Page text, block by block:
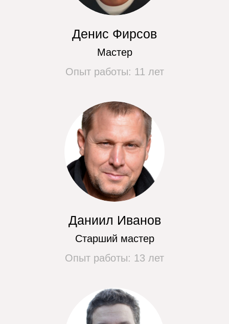
Замена датчика уровня воды
Замена манжеты стиральной машины
Ремонт электронных модулей
Ремонт электронных модулей
от 400 руб.
от 600 руб.
от 4200 руб.
от 550 руб.
от 550 руб.
Перезвоните мне
Не нашли своей поломки? Закажите
бесплатный обратный звонок, мы
перезвоним и проконсультируем вас.